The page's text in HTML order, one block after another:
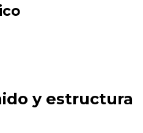
y estructura